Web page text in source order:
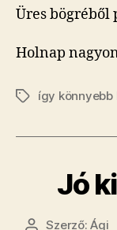
Üres bögréből
Holnap
Címkékígy könnyebb
Jó
Bejegyzés
Szerző:Ági